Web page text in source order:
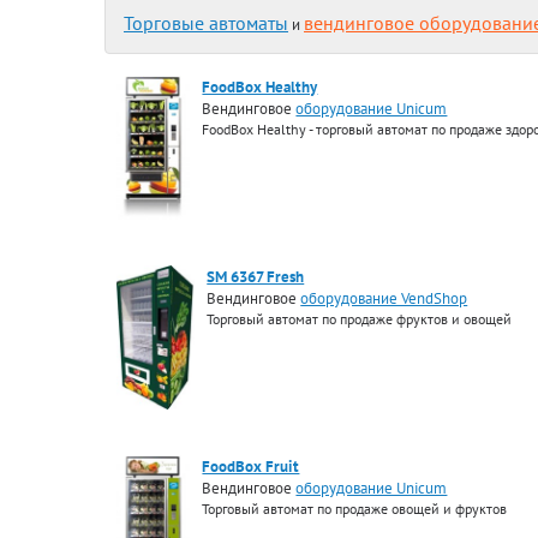
Торговые автоматы и вендинговое
FoodBox Healthy
Вендинговоеоборудование Unicum
FoodBox Healthy - торговый автомат по продаже
SM 6367 Fresh
Вендинговоеоборудование VendShop
Торговый автомат по продаже фруктов и овощей
FoodBox Fruit
Вендинговоеоборудование Unicum
Торговый автомат по продаже овощей и фруктов